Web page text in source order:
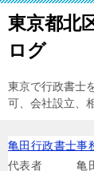
東京都北
ログ
東京で行政書士
可、会社設立、
亀田行政書士事
代表者 亀田